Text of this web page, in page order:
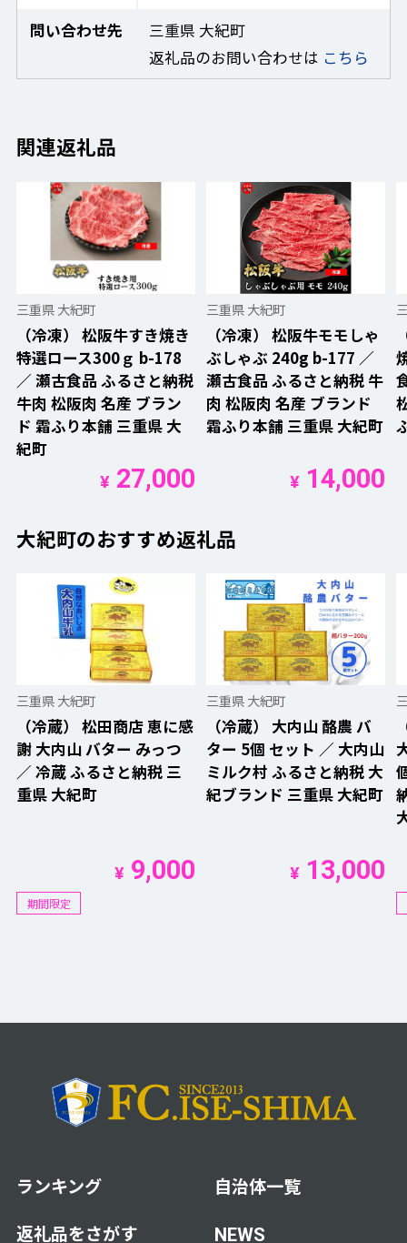
問い合わせ先
三重県 大紀町
返礼品のお問い合わせは こちら
関連返礼品
三重県 大紀町
（冷凍） 松阪牛すき焼き
特選ロース300ｇ b-178
／ 瀬古食品 ふるさと納税
牛肉 松阪肉 名産 ブラン
ド 霜ふり本舗 三重県 大
紀町
¥ 27,000
三重県 大紀町
（冷凍） 松阪牛モモしゃ
ぶしゃぶ 240g b-177 ／
瀬古食品 ふるさと納税 牛
肉 松阪肉 名産 ブランド
霜ふり本舗 三重県 大紀町
¥ 14,000
大紀町のおすすめ返礼品
三重県 大紀町
（冷蔵） 松田商店 恵に感
謝 大内山 バター みっつ
／ 冷蔵 ふるさと納税 三
重県 大紀町
¥ 9,000
期間限定
三重県 大紀町
（冷蔵） 大内山 酪農 バ
ター 5個 セット ／ 大内山
ミルク村 ふるさと納税 大
紀ブランド 三重県 大紀町
¥ 13,000
ランキング
返礼品をさがす
自治体一覧
NEWS